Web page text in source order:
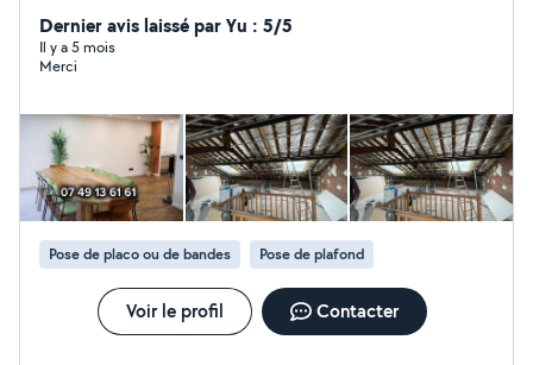
Dernier avis laissé par Yu : 5/5
Il y a 5 mois
Merci
Pose de placo ou de bandes Pose de plafond
Voir le profil Contacter